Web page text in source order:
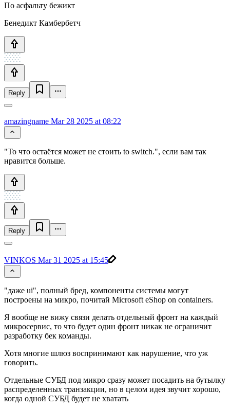
По асфальту бежикт
Бенедикт Камбербетч
Reply
amazingname Mar 28 2025 at 08:22
"То что остаётся может не стоить to switch.", если вам так
нравится больше.
Reply
VINKOS Mar 31 2025 at 15:45
"даже ui", полный бред, компоненты системы могут
построены на микро, почитай Microsoft eShop on containers.
Я вообще не вижу связи делать отдельный фронт на каждый
микросервис, то что будет один фронт никак не ограничит
разработку бек команды.
Хотя многие шлюз воспринимают как нарушение, что уж
говорить.
Отдельные СУБД под микро сразу может посадить на бутылку
распределенных транзакции, но в целом идея звучит хорошо,
когда одной СУБД будет не хватать